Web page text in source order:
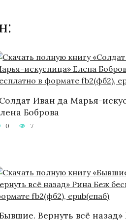
Иван да Марья-
Боброва
0 7
Вернуть всё